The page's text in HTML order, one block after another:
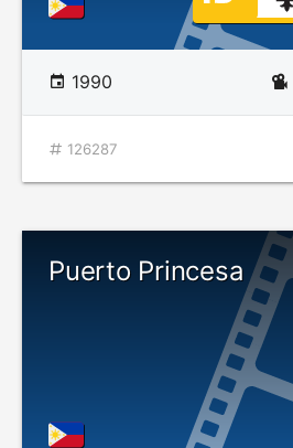
1990
126287
Puerto Princesa